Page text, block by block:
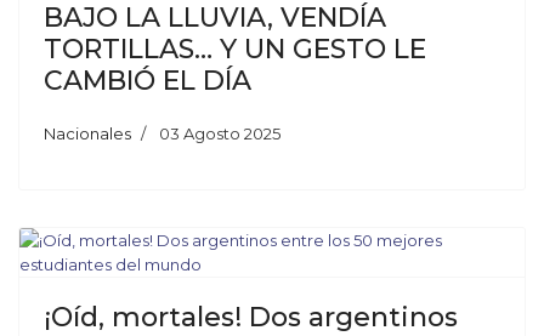
BAJO LA LLUVIA, VENDÍA
TORTILLAS… Y UN GESTO LE
CAMBIÓ EL DÍA
Nacionales 03 Agosto 2025
¡Oíd, mortales! Dos argentinos